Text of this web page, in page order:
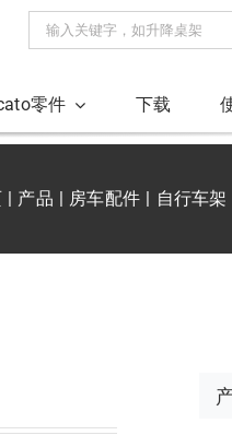
搜
零件 下载
产品 房车配件 自行车架